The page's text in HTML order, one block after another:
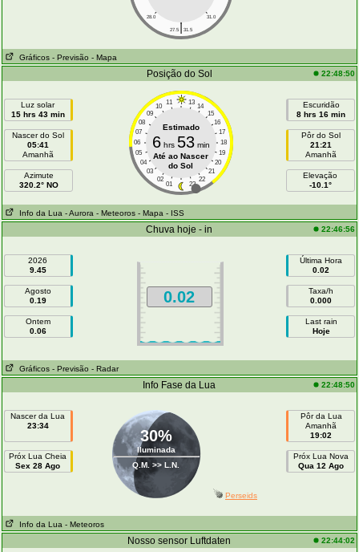
28.0 31.0
|
27.5 31.5
Gráficos - Previsão - Mapa
Posição do Sol 22:48:50
Luz solar
15 hrs 43 min
Nascer do Sol
05:41
Amanhã
Azimute
320.2° NO
11 13
10
14
09
15
08
16
07
17
06
18
05
19
04
20
03
21
02
22
01 23
Estimado
6hrs 53min
Até ao Nascer
do Sol
Escuridão
8 hrs 16 min
Pôr do Sol
21:21
Amanhã
Elevação
-10.1°
Info da Lua - Aurora - Meteoros - Mapa - ISS
Chuva hoje - in 22:46:56
2026
9.45
Agosto
0.19
Ontem
0.06
0.02
Última Hora
0.02
Taxa/h
0.000
Last rain
Hoje
Gráficos - Previsão - Radar
Info Fase da Lua 22:48:50
Nascer da Lua
23:34
Próx Lua Cheia
Sex 28 Ago
30%
Iluminada
Q.M. >> L.N.
Pôr da Lua
Amanhã
19:02
Próx Lua Nova
Qua 12 Ago
Perseids
Info da Lua - Meteoros
Nosso sensor Luftdaten 22:44:02